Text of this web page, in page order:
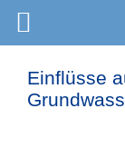
Einflüsse